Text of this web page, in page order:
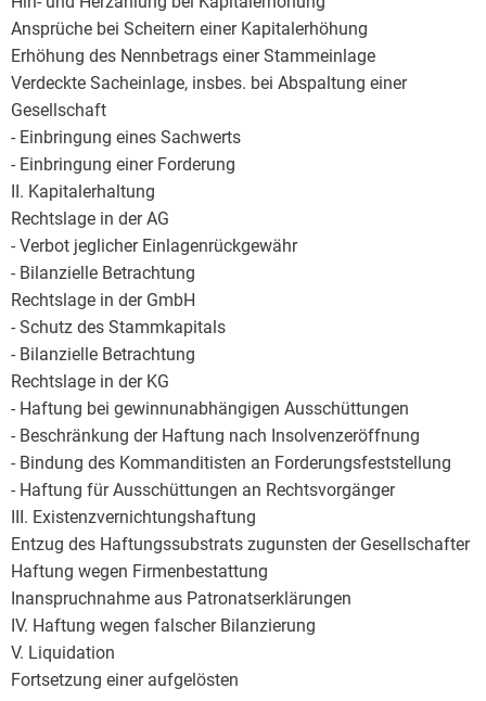
Ansprüche bei Scheitern einer Kapitalerhöhung
Erhöhung des Nennbetrags einer Stammeinlage
Verdeckte Sacheinlage, insbes. bei Abspaltung einer
Gesellschaft
- Einbringung eines Sachwerts
- Einbringung einer Forderung
II. Kapitalerhaltung
Rechtslage in der AG
- Verbot jeglicher Einlagenrückgewähr
- Bilanzielle Betrachtung
Rechtslage in der GmbH
- Schutz des Stammkapitals
- Bilanzielle Betrachtung
Rechtslage in der KG
- Haftung bei gewinnunabhängigen Ausschüttungen
- Beschränkung der Haftung nach Insolvenzeröffnung
- Bindung des Kommanditisten an Forderungsfeststellung
- Haftung für Ausschüttungen an Rechtsvorgänger
III. Existenzvernichtungshaftung
Entzug des Haftungssubstrats zugunsten der Gesellschafter
Haftung wegen Firmenbestattung
Inanspruchnahme aus Patronatserklärungen
IV. Haftung wegen falscher Bilanzierung
V. Liquidation
Fortsetzung einer aufgelösten